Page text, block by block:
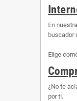
En nuestra
buscador
Elige
¿No te
por ti.